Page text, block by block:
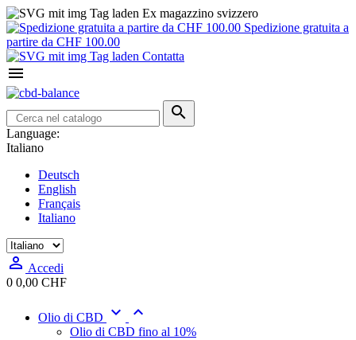
Ex magazzino svizzero
Spedizione gratuita a
partire da CHF 100.00
Contatta


Language:
Italiano
Deutsch
English
Français
Italiano
 Accedi
0 0,00 CHF
Olio di CBD  
Olio di CBD fino al 10%